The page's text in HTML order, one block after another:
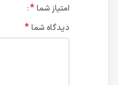
امتیاز شما*
دیدگاه شما*